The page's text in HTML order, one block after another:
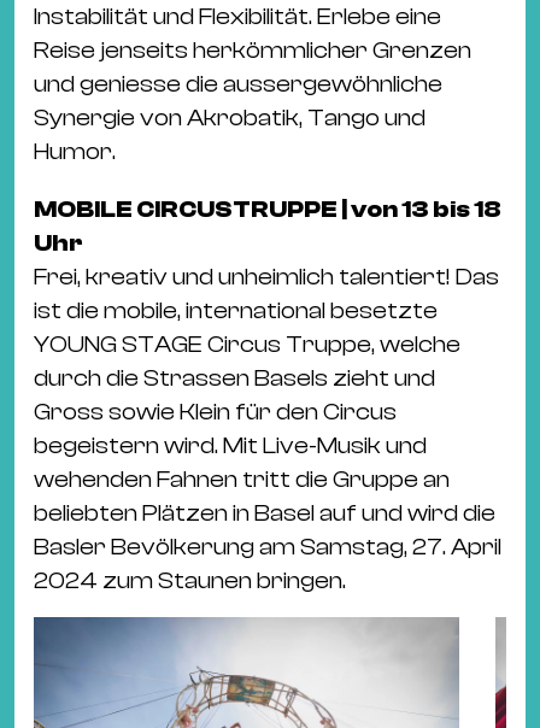
Instabilität und Flexibilität. Erlebe eine
Reise jenseits herkömmlicher Grenzen
und geniesse die aussergewöhnliche
Synergie von Akrobatik, Tango und
Humor.
MOBILE CIRCUSTRUPPE | von 13 bis 18
Uhr
Frei, kreativ und unheimlich talentiert! Das
ist die mobile, international besetzte
YOUNG STAGE Circus Truppe, welche
durch die Strassen Basels zieht und
Gross sowie Klein für den Circus
begeistern wird. Mit Live-Musik und
wehenden Fahnen tritt die Gruppe an
beliebten Plätzen in Basel auf und wird die
Basler Bevölkerung am Samstag, 27. April
2024 zum Staunen bringen.